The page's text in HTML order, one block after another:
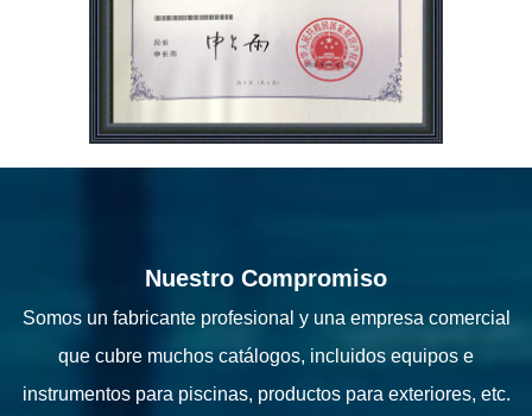
Nuestro Compromiso
Somos un fabricante profesional y una empresa comercial
que cubre muchos catálogos, incluidos equipos e
instrumentos para piscinas, productos para exteriores, etc.